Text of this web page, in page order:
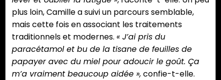
plus loin, Camille a suivi un parcours semblable,
mais cette fois en associant les traitements
traditionnels et modernes. « J’ai pris du
paracétamol et bu de la tisane de feuilles de
papayer avec du miel pour adoucir le goût. Ça
m’a vraiment beaucoup aidée », confie-t-elle.